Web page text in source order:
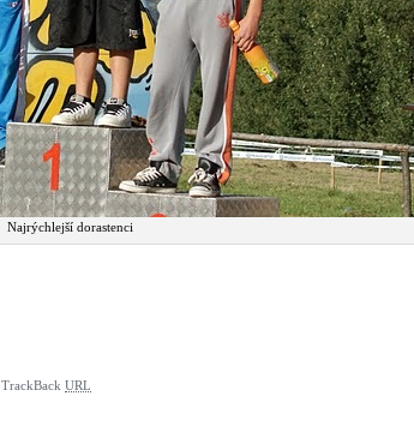
Najrýchlejší dorastenci
TrackBack URL